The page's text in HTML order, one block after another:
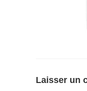
Laisser un